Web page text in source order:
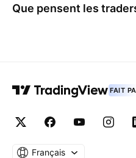
Que pensent les
FAIT
Français